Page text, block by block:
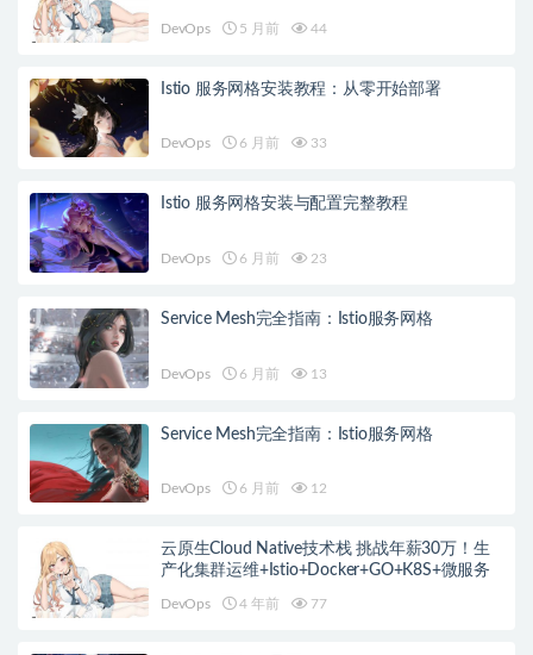
DevOps 5 月前 44
Istio 服务网格安装教程：从零开始部署
DevOps 6 月前 33
Istio 服务网格安装与配置完整教程
DevOps 6 月前 23
Service Mesh完全指南：Istio服务网格
DevOps 6 月前 13
Service Mesh完全指南：Istio服务网格
DevOps 6 月前 12
云原生Cloud Native技术栈 挑战年薪30万！生
产化集群运维+Istio+Docker+GO+K8S+微服务
DevOps 4 年前 77